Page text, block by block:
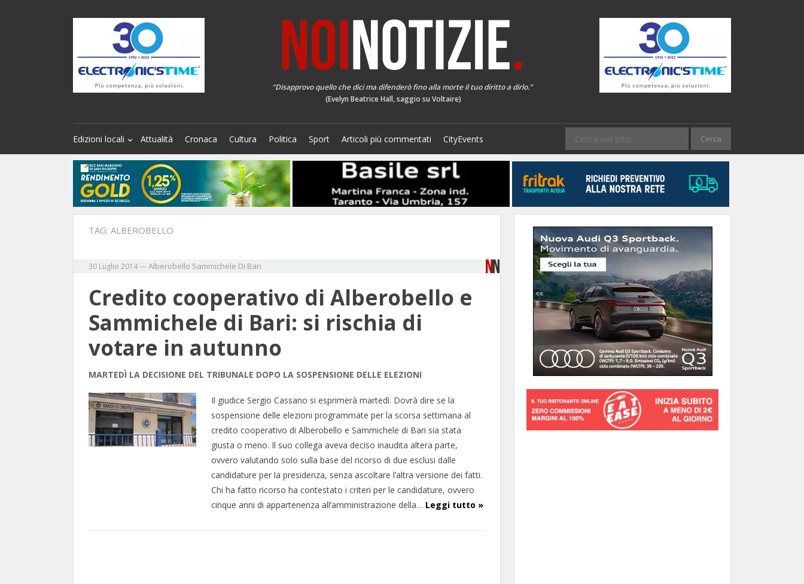
“Disapprovo quello che dici ma difenderò fino alla morte il tuo diritto a dirlo.”
(Evelyn Beatrice Hall, saggio su Voltaire)
Edizioni locali Attualità Cronaca Cultura Politica Sport Articoli più commentati CityEvents
TAG: ALBEROBELLO
30 Luglio 2014—Alberobello Sammichele Di Bari
Credito cooperativo di Alberobello e
Sammichele di Bari: si rischia di
votare in autunno
MARTEDÌ LA DECISIONE DEL TRIBUNALE DOPO LA SOSPENSIONE DELLE ELEZIONI
Il giudice Sergio Cassano si esprimerà martedì. Dovrà dire se la
sospensione delle elezioni programmate per la scorsa settimana al
credito cooperativo di Alberobello e Sammichele di Bari sia stata
giusta o meno. Il suo collega aveva deciso inaudita altera parte,
ovvero valutando solo sulla base del ricorso di due esclusi dalle
candidature per la presidenza, senza ascoltare l’altra versione dei fatti.
Chi ha fatto ricorso ha contestato i criteri per le candidature, ovvero
cinque anni di appartenenza all’amministrazione della… Leggi tutto »